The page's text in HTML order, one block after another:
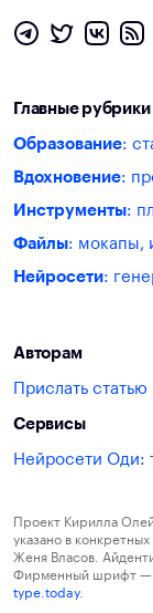
Главные рубрики
Образование:
Вдохновение:
Инструменты:
Файлы: мокапы,
Нейросети:
Авторам
Прислать
Сервисы
Нейросети Оди:
Проект Кирилла
указано в
Женя Власов.
Фирменный шрифт —
type.today.